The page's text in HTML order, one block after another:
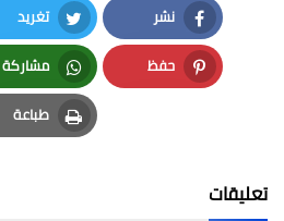
نشر
Facebook
تغريد
Twitter
حفظ
Pinterest
مشاركة
Whatsapp
طباعة
Print
تعليقات